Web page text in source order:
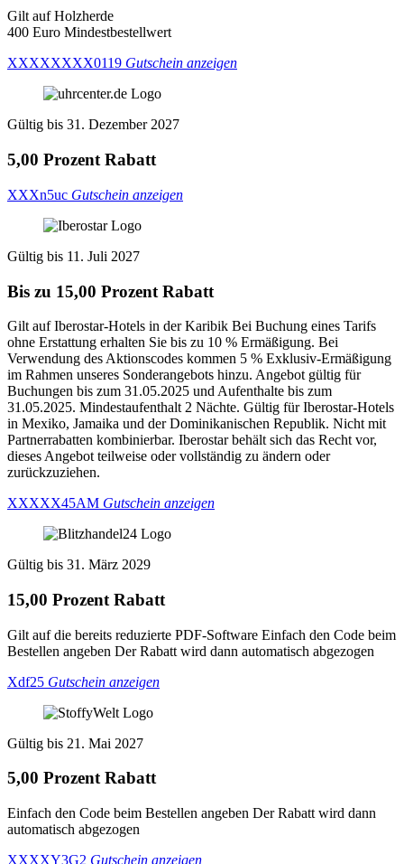
Gilt auf Holzherde
400 Euro Mindestbestellwert
XXXXXXXX0119 Gutschein anzeigen
Gültig bis 31. Dezember 2027
5,00 Prozent Rabatt
XXXn5uc Gutschein anzeigen
Gültig bis 11. Juli 2027
Bis zu 15,00 Prozent Rabatt
Gilt auf Iberostar-Hotels in der Karibik Bei Buchung eines Tarifs
ohne Erstattung erhalten Sie bis zu 10 % Ermäßigung. Bei
Verwendung des Aktionscodes kommen 5 % Exklusiv-Ermäßigung
im Rahmen unseres Sonderangebots hinzu. Angebot gültig für
Buchungen bis zum 31.05.2025 und Aufenthalte bis zum
31.05.2025. Mindestaufenthalt 2 Nächte. Gültig für Iberostar-Hotels
in Mexiko, Jamaika und der Dominikanischen Republik. Nicht mit
Partnerrabatten kombinierbar. Iberostar behält sich das Recht vor,
dieses Angebot teilweise oder vollständig zu ändern oder
zurückzuziehen.
XXXXX45AM Gutschein anzeigen
Gültig bis 31. März 2029
15,00 Prozent Rabatt
Gilt auf die bereits reduzierte PDF-Software Einfach den Code beim
Bestellen angeben Der Rabatt wird dann automatisch abgezogen
Xdf25 Gutschein anzeigen
Gültig bis 21. Mai 2027
5,00 Prozent Rabatt
Einfach den Code beim Bestellen angeben Der Rabatt wird dann
automatisch abgezogen
XXXXY3G2 Gutschein anzeigen